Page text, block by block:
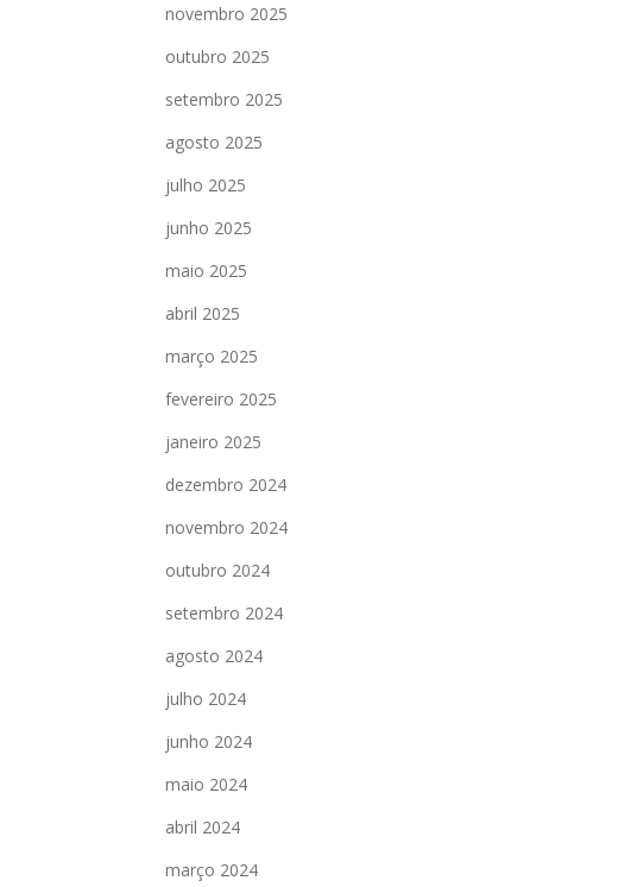
novembro 2025
outubro 2025
setembro 2025
agosto 2025
julho 2025
junho 2025
maio 2025
abril 2025
março 2025
fevereiro 2025
janeiro 2025
dezembro 2024
novembro 2024
outubro 2024
setembro 2024
agosto 2024
julho 2024
junho 2024
maio 2024
abril 2024
março 2024